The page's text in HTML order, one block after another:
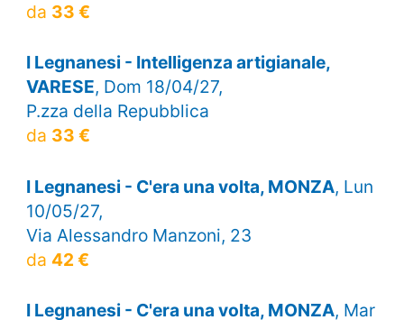
da 33 €
I Legnanesi - Intelligenza artigianale,
VARESE, Dom 18/04/27,
P.zza della Repubblica
da 33 €
I Legnanesi - C'era una volta, MONZA, Lun
10/05/27,
Via Alessandro Manzoni, 23
da 42 €
I Legnanesi - C'era una volta, MONZA, Mar